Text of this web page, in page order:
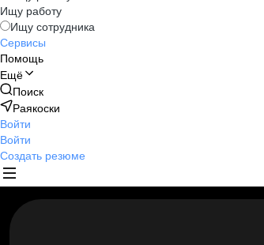
Ищу работу
Ищу сотрудника
Сервисы
Помощь
Ещё
Поиск
Раякоски
Войти
Войти
Создать резюме